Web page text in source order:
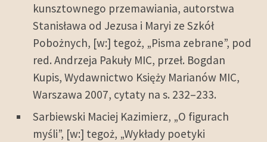
kunsztownego przemawiania, autorstwa
Stanisława od Jezusa i Maryi ze Szkół
Pobożnych, [w:] tegoż, „Pisma zebrane”, pod
red. Andrzeja Pakuły MIC, przeł. Bogdan
Kupis, Wydawnictwo Księży Marianów MIC,
Warszawa 2007, cytaty na s. 232–233.
Sarbiewski Maciej Kazimierz, „O figurach
myśli”, [w:] tegoż, „Wykłady poetyki